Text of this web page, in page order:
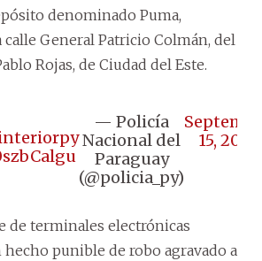
denominado Puma,
calle General Patricio Colmán, del
Rojas, de Ciudad del Este.
— Policía
Nacional del
Paraguay
(@policia_py)
15, 2023
de terminales electrónicas
punible de robo agravado a